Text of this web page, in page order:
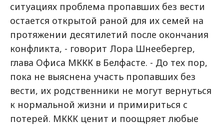
ситуациях проблема пропавших без вести
остается открытой раной для их семей на
протяжении десятилетий после окончания
конфликта, - говорит Лора Шнеебергер,
глава Офиса МККК в Белфасте. - До тех пор,
пока не выяснена участь пропавших без
вести, их родственники не могут вернуться
к нормальной жизни и примириться с
потерей. МККК ценит и поощряет любые